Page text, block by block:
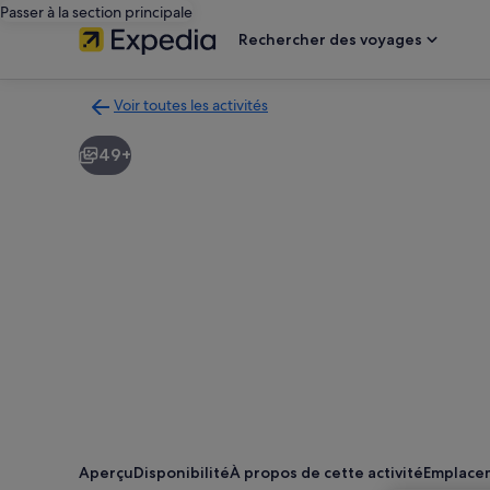
Passer à la section principale
Rechercher des voyages
Voir toutes les activités
à
la
49+
AperçuDisponibilitéÀ propos de cette activité